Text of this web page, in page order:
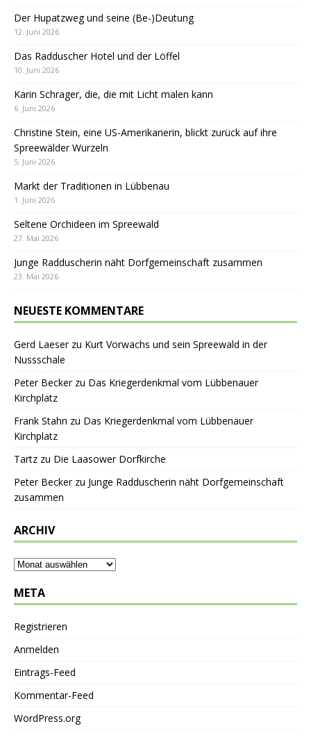
Der Hupatzweg und seine (Be-)Deutung
12. Juni 2026
Das Radduscher Hotel und der Löffel
10. Juni 2026
Karin Schrager, die, die mit Licht malen kann
6. Juni 2026
Christine Stein, eine US-Amerikanerin, blickt zurück auf ihre
Spreewälder Wurzeln
5. Juni 2026
Markt der Traditionen in Lübbenau
1. Juni 2026
Seltene Orchideen im Spreewald
27. Mai 2026
Junge Radduscherin näht Dorfgemeinschaft zusammen
23. Mai 2026
NEUESTE KOMMENTARE
Gerd Laeserzu Kurt Vorwachs und sein Spreewald in der
Nussschale
Peter Beckerzu Das Kriegerdenkmal vom Lübbenauer
Kirchplatz
Frank Stahn zu Das Kriegerdenkmal vom Lübbenauer
Kirchplatz
Tartz zu Die Laasower Dorfkirche
Peter Beckerzu Junge Radduscherin näht Dorfgemeinschaft
zusammen
ARCHIV
META
Registrieren
Anmelden
Eintrags-Feed
Kommentar-Feed
WordPress.org